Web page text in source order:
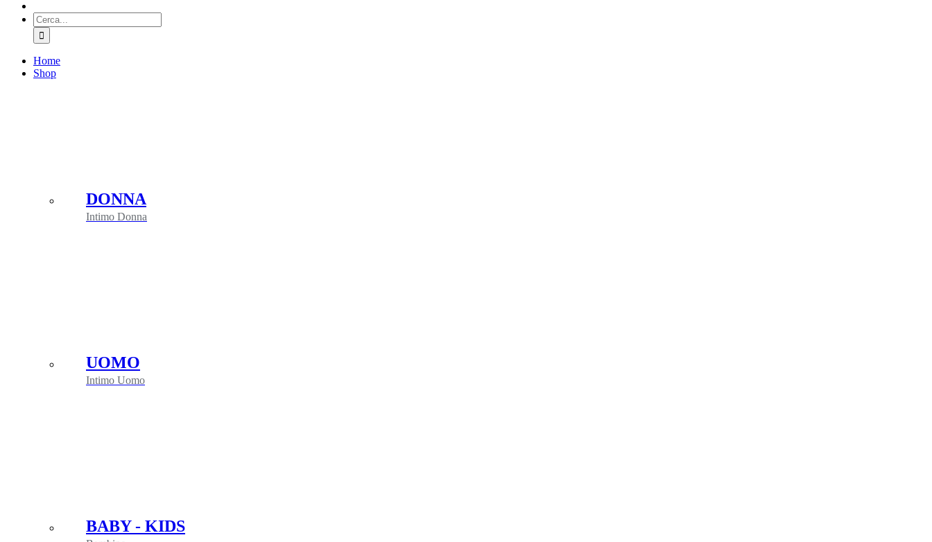
Cerca
per:
Home
Shop
DONNA
Intimo Donna
UOMO
Intimo Uomo
BABY - KIDS